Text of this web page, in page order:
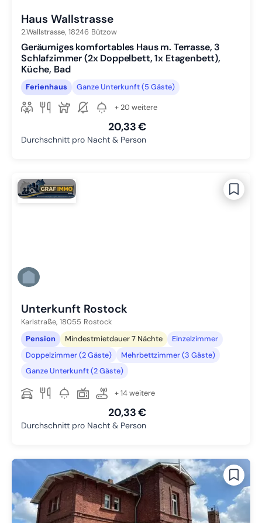
Haus Wallstrasse
2.Wallstrasse, 18246 Bützow
Geräumiges komfortables Haus m. Terrasse, 3
Schlafzimmer (2x Doppelbett, 1x Etagenbett),
Küche, Bad
Ferienhaus Ganze Unterkunft (5 Gäste)
+ 20 weitere
20,33 €
Durchschnitt pro Nacht & Person
Unterkunft Rostock
Karlstraße, 18055 Rostock
Pension
Mindestmietdauer 7 Nächte
Einzelzimmer
Doppelzimmer (2 Gäste)
Mehrbettzimmer (3 Gäste)
Ganze Unterkunft (2 Gäste)
+ 14 weitere
20,33 €
Durchschnitt pro Nacht & Person